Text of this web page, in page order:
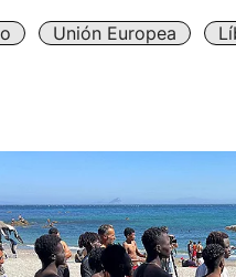
Unión Europea